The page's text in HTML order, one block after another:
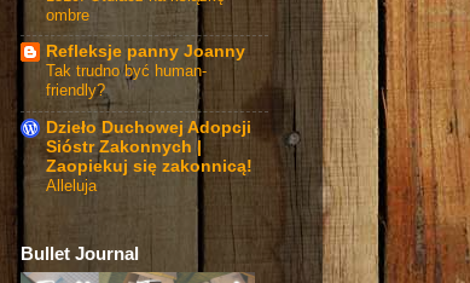
ombre
Refleksje panny Joanny
Tak trudno być human-
friendly?
Dzieło Duchowej Adopcji
Sióstr Zakonnych |
Zaopiekuj się zakonnicą!
Alleluja
Bullet Journal